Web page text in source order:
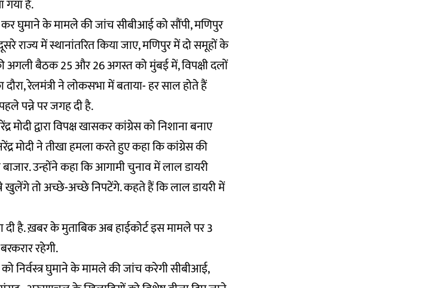
गया है.
घुमाने के मामले की जांच सीबीआई को सौंपी, मणिपुर
राज्य में स्थानांतरित किया जाए, मणिपुर में दो समूहों के
अगली बैठक 25 और 26 अगस्त को मुंबई में, विपक्षी दलों
रेलमंत्री ने लोकसभा में बताया- हर साल होते हैं
पन्ने पर जगह दी है.
द्वारा विपक्ष खासकर कांग्रेस को निशाना बनाए
मोदी ने तीखा हमला करते हुए कहा कि कांग्रेस की
उन्होंने कहा कि आगामी चुनाव में लाल डायरी
खुलेंगे तो अच्छे-अच्छे निपटेंगे. कहते हैं कि लाल डायरी में
दी है. ख़बर के मुताबिक अब हाईकोर्ट इस मामले पर 3
रहेगी.
निर्वस्त्र घुमाने के मामले की जांच करेगी सीबीआई,